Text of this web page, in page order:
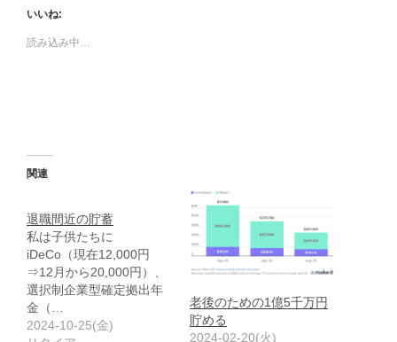
いいね:
読み込み中…
関連
退職間近の貯蓄
私は子供たちに
iDeCo（現在12,000円
⇒12月から20,000円）、
選択制企業型確定拠出年
金（…
2024-10-25(金)
老後のための1億5千万円
貯める
2024-02-20(火)